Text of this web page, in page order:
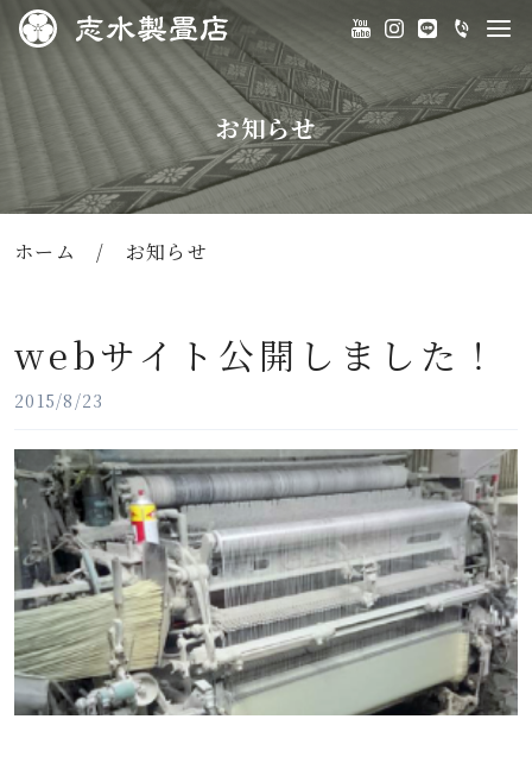
お知らせ
ホーム / お知らせ
webサイト公開しました！
2015/8/23